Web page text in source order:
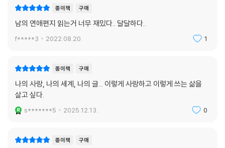
종이책 구매
남의 연애편지 읽는거 너무 재밌다.. 달달하다..
f*****3 2022.08.20. 1
종이책 구매
나의 사랑, 나의 세계, 나의 글... 이렇게 사랑하고 이렇게 쓰는 삶을
살고 싶다.
s*******5 2025.12.13. 0
종이책 구매